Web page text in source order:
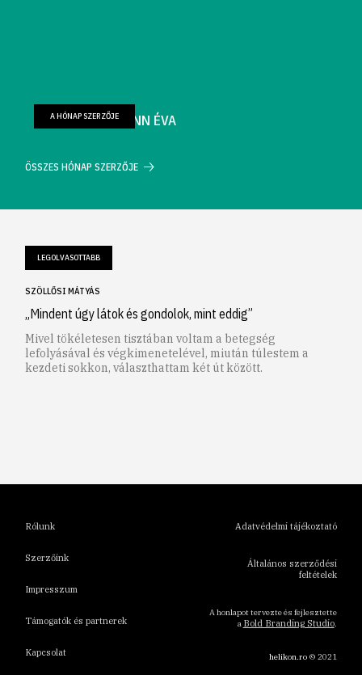
FARKAS WELLMANN ÉVA
A HÓNAP SZERZŐJE
ÖSSZES HÓNAP SZERZŐJE
LEGOLVASOTTABB
SZÖLLŐSI MÁTYÁS
„Mindent úgy látok és gondolok, mint eddig”
Mivel tökéletesen tisztában voltam a betegség
lefolyásával és végkimenetelével, miután túlestem a
kezdeti sokkon, választhattam két út között.
Rólunk
Szerzőink
Impresszum
Támogatók és partnerek
Kapcsolat
Adatvédelmi tájékoztató
Általános szerződési
feltételek
A honlapot tervezte és fejlesztette
a Bold Branding Studio.
helikon.ro© 2021